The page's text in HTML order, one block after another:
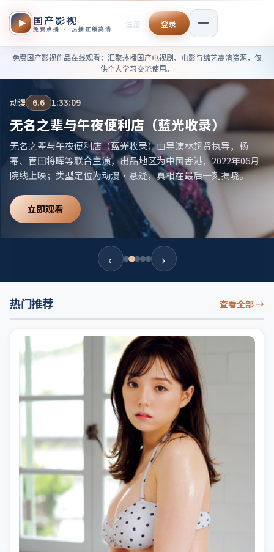
国产影视
免费点播 · 热播正版高清
注册 登录
免费国产影视作品在线观看——
免费国产影视作品在线观看：汇聚热播国产电视剧、电影与综艺高清资源，仅
供个人学习交流使用。
电视剧 9.4 2:32:50
最后一个平行情书·剧场版
最后一个平行情书·剧场版由导演朴赞郁执导，河正宇、章子
怡等联合主演，出品地区为韩国，2019年06月院线上映；类型
定位为电视剧·冒险，旅途改变人物命运。适合检索「韩国冒
险」「2019高分电视剧」等相关关键词。
立即观看
‹ ›
热门推荐 查看全部→